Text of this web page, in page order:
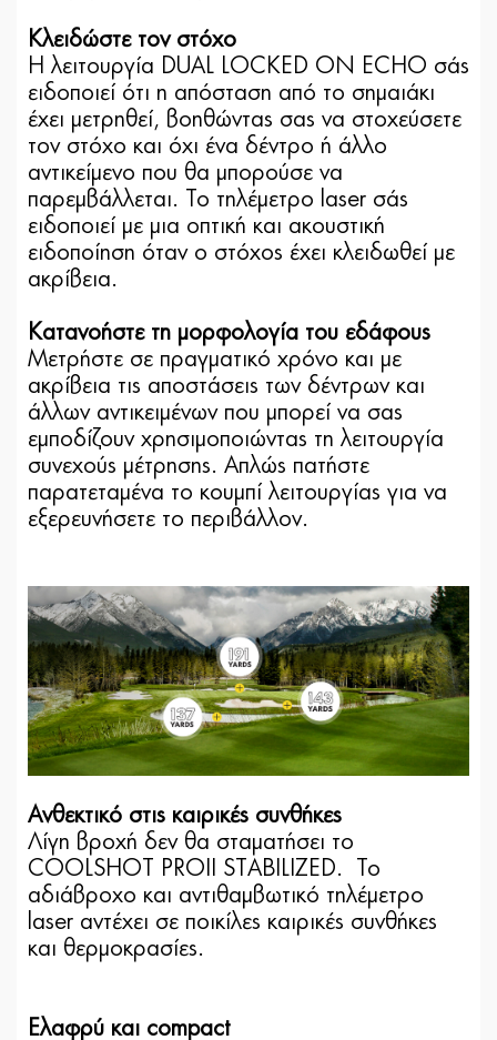
Κλειδώστε τον στόχο
Η λειτουργία DUAL LOCKED ON ECHO σάς
ειδοποιεί ότι η απόσταση από το σημαιάκι
έχει μετρηθεί, βοηθώντας σας να στοχεύσετε
τον στόχο και όχι ένα δέντρο ή άλλο
αντικείμενο που θα μπορούσε να
παρεμβάλλεται. Το τηλέμετρο laser σάς
ειδοποιεί με μια οπτική και ακουστική
ειδοποίηση όταν ο στόχος έχει κλειδωθεί με
ακρίβεια.
Κατανοήστε τη μορφολογία του εδάφους
Μετρήστε σε πραγματικό χρόνο και με
ακρίβεια τις αποστάσεις των δέντρων και
άλλων αντικειμένων που μπορεί να σας
εμποδίζουν χρησιμοποιώντας τη λειτουργία
συνεχούς μέτρησης. Απλώς πατήστε
παρατεταμένα το κουμπί λειτουργίας για να
εξερευνήσετε το περιβάλλον.
Ανθεκτικό στις καιρικές συνθήκες
Λίγη βροχή δεν θα σταματήσει το
COOLSHOT PROII STABILIZED. Το
αδιάβροχο και αντιθαμβωτικό τηλέμετρο
laser αντέχει σε ποικίλες καιρικές συνθήκες
και θερμοκρασίες.
Ελαφρύ και compact